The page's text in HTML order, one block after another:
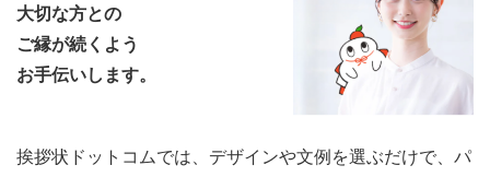
大切な方との
ご縁が続くよう
お手伝いします。
挨拶状ドットコムでは、デザインや文例を選ぶだけで、パ